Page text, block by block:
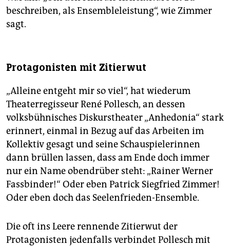
beschreiben, als Ensembleleistung“, wie Zimmer
sagt.
Protagonisten mit Zitierwut
„Alleine entgeht mir so viel“, hat wiederum
Theaterregisseur René Pollesch, an dessen
volksbühnisches Diskurstheater „Anhedonia“ stark
erinnert, einmal in Bezug auf das Arbeiten im
Kollektiv gesagt und seine Schauspielerinnen
dann brüllen lassen, dass am Ende doch immer
nur ein Name obendrüber steht: „Rainer Werner
Fassbinder!“ Oder eben Patrick Siegfried Zimmer!
Oder eben doch das Seelenfrieden-Ensemble.
Die oft ins Leere rennende Zitierwut der
Protagonisten jedenfalls verbindet Pollesch mit